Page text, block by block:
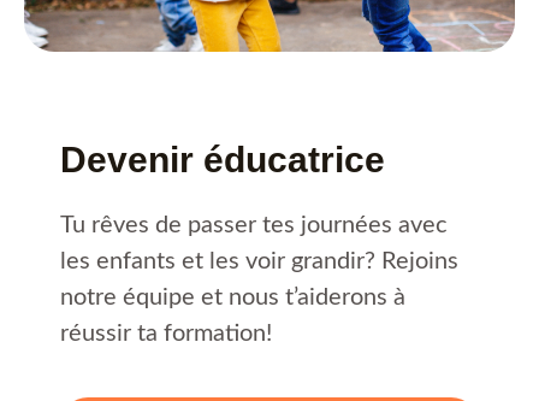
Devenir éducatrice
Tu rêves de passer tes journées avec
les enfants et les voir grandir? Rejoins
notre équipe et nous t’aiderons à
réussir ta formation!